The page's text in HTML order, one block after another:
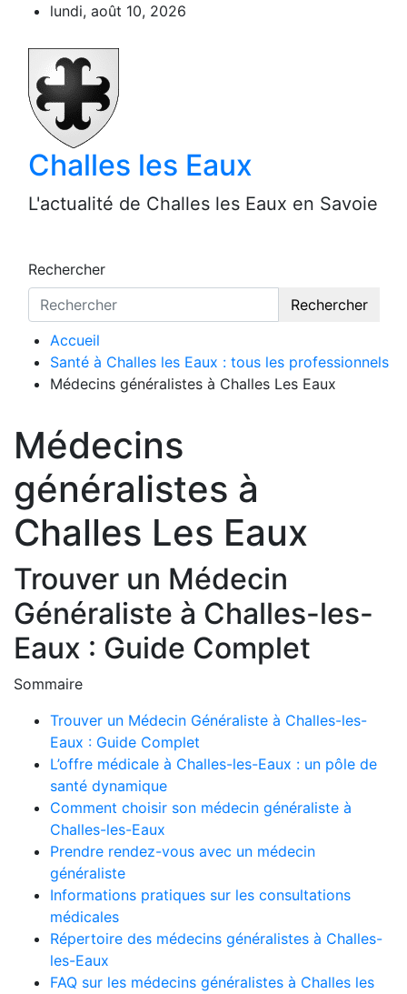
contenu
lundi, août 10, 2026
Challes les Eaux
L'actualité de Challes les Eaux en Savoie
Rechercher
Rechercher
Accueil
Santé à Challes les Eaux : tous les professionnels
Médecins généralistes à Challes Les Eaux
Médecins
généralistes à
Challes Les Eaux
Trouver un Médecin
Généraliste à Challes-les-
Eaux : Guide Complet
Sommaire
Trouver un Médecin Généraliste à Challes-les-
Eaux : Guide Complet
L’offre médicale à Challes-les-Eaux : un pôle de
santé dynamique
Comment choisir son médecin généraliste à
Challes-les-Eaux
Prendre rendez-vous avec un médecin
généraliste
Informations pratiques sur les consultations
médicales
Répertoire des médecins généralistes à Challes-
les-Eaux
FAQ sur les médecins généralistes à Challes les